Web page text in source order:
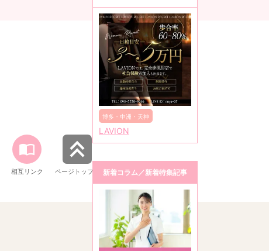
博多・中洲・天神
LAVION
新着コラム／新着特集記事
相互リンク ページトップへ